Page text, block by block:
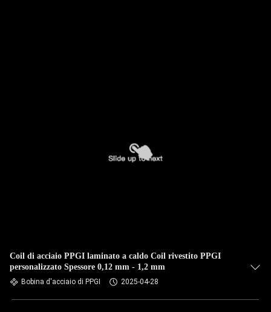
Coil di acciaio PPGI laminato a caldo Coil rivestito PPGI
personalizzato Spessore 0,12 mm - 1,2 mm
Bobina d'acciaio di PPGI 2025-04-28